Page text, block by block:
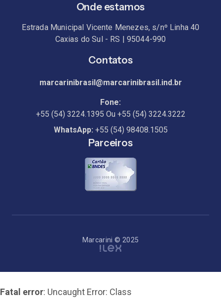
Onde estamos
Estrada Municipal Vicente Menezes, s/nº Linha 40
Caxias do Sul - RS | 95044-990
Contatos
marcarinibrasil@marcarinibrasil.ind.br
Fone:
+55 (54) 3224.1395 Ou +55 (54) 3224.3222
WhatsApp: +55 (54) 98408.1505
Parceiros
Marcarini © 2025
Fatal error: Uncaught Error: Class